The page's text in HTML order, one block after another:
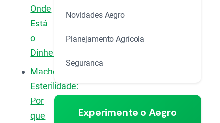
Onde
Está
o
Dinheiro
Macho-
Esterilidade:
Por
que
Novidades Aegro
Planejamento Agrícola
Seguranca
Experimente o Aegro